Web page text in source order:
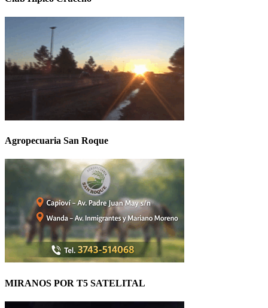
Agropecuaria San Roque
MIRANOS POR T5 SATELITAL